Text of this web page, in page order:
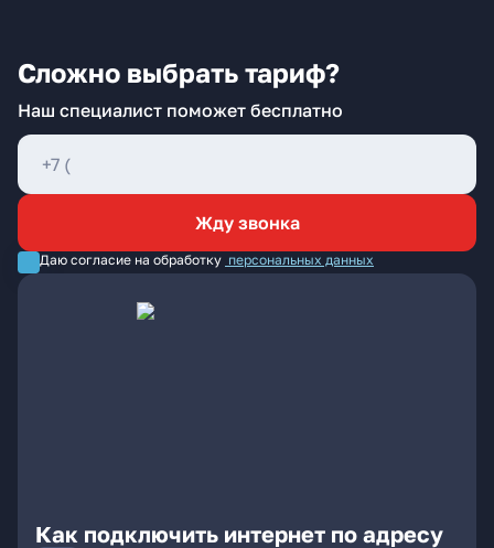
Сложно выбрать тариф?
Наш специалист поможет бесплатно
Жду звонка
Даю согласие на обработку персональных данных
Как подключить интернет по адресу